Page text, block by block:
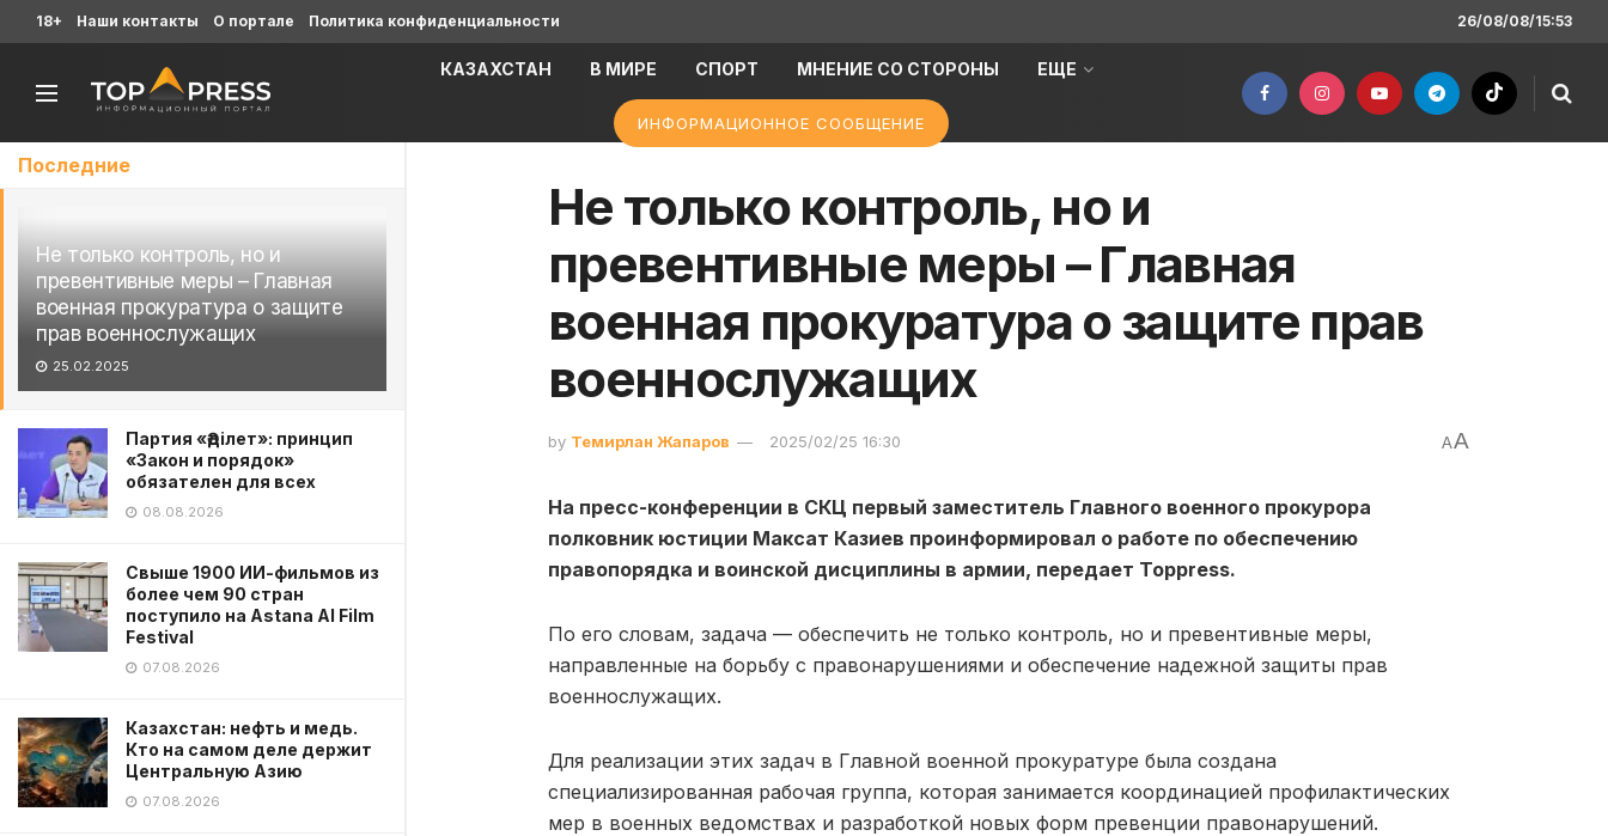
Последние
Не только контроль, но и
превентивные меры – Главная
военная прокуратура о защите
прав военнослужащих
25.02.2025
Партия «Әділет»: принцип
«Закон и порядок»
обязателен для всех
08.08.2026
Свыше 1900 ИИ-фильмов из
более чем 90 стран
поступило на Astana AI Film
Festival
07.08.2026
Казахстан: нефть и медь.
Кто на самом деле держит
Центральную Азию
07.08.2026
18+ Наши контакты О портале Политика конфиденциальности 26/08/08/15:53
КАЗАХСТАН В МИРЕ СПОРТ МНЕНИЕ СО СТОРОНЫ ЕЩЕ
ИНФОРМАЦИОННОЕ СООБЩЕНИЕ
Не только контроль, но и
превентивные меры – Главная
военная прокуратура о защите прав
военнослужащих
by Темирлан Жапаров 2025/02/25 16:30 AA
На пресс-конференции в СКЦ первый заместитель Главного военного прокурора
полковник юстиции Максат Казиев проинформировал о работе по обеспечению
правопорядка и воинской дисциплины в армии, передает Toppress.
По его словам, задача — обеспечить не только контроль, но и превентивные меры,
направленные на борьбу с правонарушениями и обеспечение надежной защиты прав
военнослужащих.
Для реализации этих задач в Главной военной прокуратуре была создана
специализированная рабочая группа, которая занимается координацией профилактических
мер в военных ведомствах и разработкой новых форм превенции правонарушений.